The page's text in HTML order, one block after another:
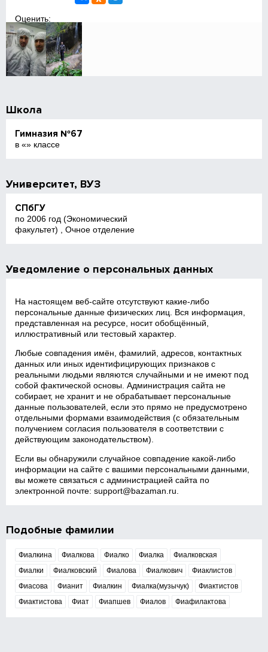
Оценить:
Школа
Гимназия №67
в «» классе
Университет, ВУЗ
СПбГУ
по 2006 год (Экономический
факультет) , Очное отделение
Уведомление о персональных данных
На настоящем веб‑сайте отсутствуют какие‑либо
персональные данные физических лиц. Вся информация,
представленная на ресурсе, носит обобщённый,
иллюстративный или тестовый характер.
Любые совпадения имён, фамилий, адресов, контактных
данных или иных идентифицирующих признаков с
реальными людьми являются случайными и не имеют под
собой фактической основы. Администрация сайта не
собирает, не хранит и не обрабатывает персональные
данные пользователей, если это прямо не предусмотрено
отдельными формами взаимодействия (с обязательным
получением согласия пользователя в соответствии с
действующим законодательством).
Если вы обнаружили случайное совпадение какой‑либо
информации на сайте с вашими персональными данными,
вы можете связаться с администрацией сайта по
электронной почте:support@bazaman.ru
Подобные фамилии
Фиалкина Фиалкова Фиалко Фиалка
Фиалковская
Фиалки
Фиалковский Фиалова Фиалкович
Фиаклистов
Фиасова
Фианит Фиалкин Фиалка(музычук)
Фиактистов
Фиактистова
Фиат Фиапшев Фиалов Фиафилактова